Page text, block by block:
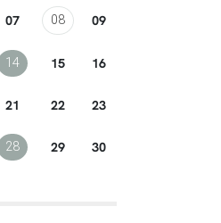
07 08 09
14 15 16
21 22 23
28 29 30